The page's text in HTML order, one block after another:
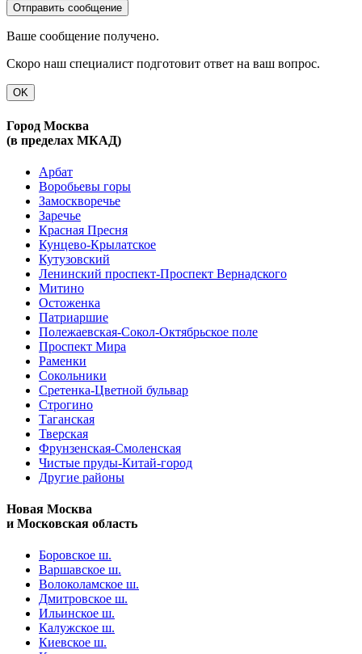
Ваше сообщение получено.
Скоро наш специалист подготовит ответ на ваш вопрос.
OK
Город Москва
(в пределах МКАД)
Арбат
Воробьевы горы
Замоскворечье
Заречье
Красная Пресня
Кунцево-Крылатское
Кутузовский
Ленинский проспект-Проспект Вернадского
Митино
Остоженка
Патриаршие
Полежаевская-Сокол-Октябрьское поле
Проспект Мира
Раменки
Сокольники
Сретенка-Цветной бульвар
Строгино
Таганская
Тверская
Фрунзенская-Смоленская
Чистые пруды-Китай-город
Другие районы
Новая Москва
и Московская область
Боровское ш.
Варшавское ш.
Волоколамское ш.
Дмитровское ш.
Ильинское ш.
Калужское ш.
Киевское ш.